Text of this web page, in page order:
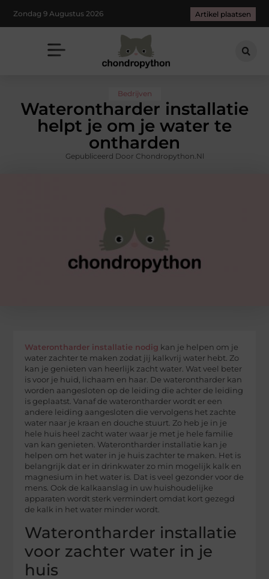
Zondag 9 Augustus 2026 Artikel plaatsen
Bedrijven
Waterontharder installatie
helpt je om je water te
ontharden
Gepubliceerd Door Chondropython.nl
Waterontharder installatie nodig kan je helpen om je
water zachter te maken zodat jij kalkvrij water hebt. Zo
kan je genieten van heerlijk zacht water. Wat veel beter
is voor je huid, lichaam en haar. De waterontharder kan
worden aangesloten op de leiding die achter de leiding
is geplaatst. Vanaf de waterontharder wordt er een
andere leiding aangesloten die vervolgens het zachte
water naar je kraan en douche stuurt. Zo heb je in je
hele huis heel zacht water waar je met je hele familie
van kan genieten. Waterontharder installatie kan je
helpen om het water in je huis zachter te maken. Het is
belangrijk dat er in drinkwater zo min mogelijk kalk en
magnesium in het water is. Dat is veel gezonder voor de
mens. Ook de kalkaanslag in uw huishoudelijke
apparaten wordt sterk vermindert omdat kort gezegd
de kalk in het water minder wordt.
Waterontharder installatie
voor zachter water in je
huis